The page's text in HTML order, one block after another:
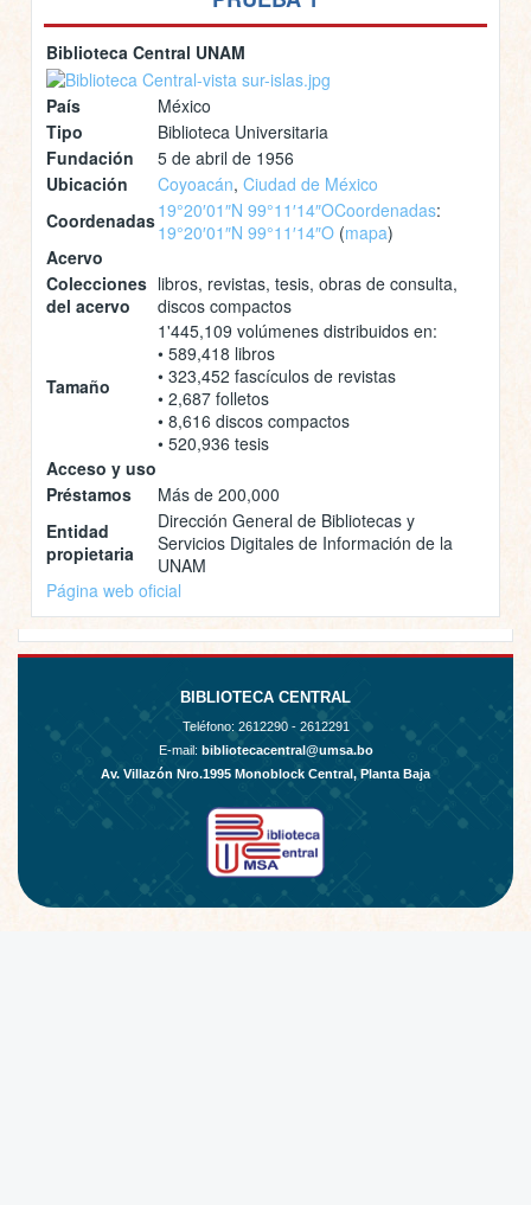
Biblioteca Central UNAM
País
México
Tipo
Biblioteca Universitaria
Fundación
5 de abril de 1956
Ubicación
Coyoacán, Ciudad de México
Coordenadas19°20′01″N 99°11′14″OCoordenadas:
19°20′01″N 99°11′14″O (mapa)
Acervo
Colecciones
del acervo
libros, revistas, tesis, obras de consulta,
discos compactos
Tamaño
1'445,109 volúmenes distribuidos en:
• 589,418 libros
• 323,452 fascículos de revistas
• 2,687 folletos
• 8,616 discos compactos
• 520,936 tesis
Acceso y uso
Préstamos
Más de 200,000
Entidad
propietaria
Dirección General de Bibliotecas y
Servicios Digitales de Información de la
UNAM
Página web oficial
BIBLIOTECA CENTRAL
Teléfono: 2612290 - 2612291
E-mail: bibliotecacentral@umsa.bo
Av. Villazón Nro.1995 Monoblock Central, Planta Baja